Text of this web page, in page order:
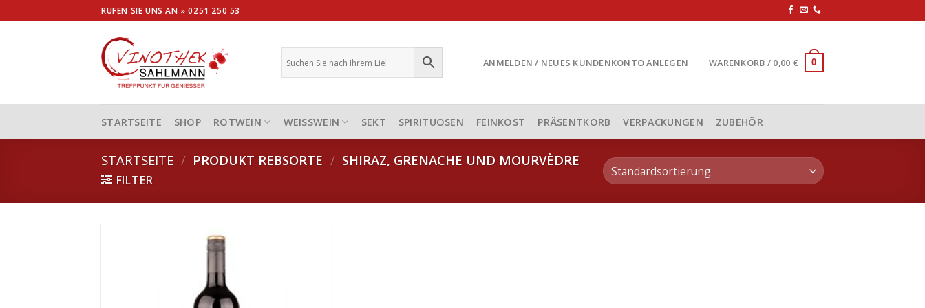
to
RUFEN SIE UNS AN »0251 250 53
ANMELDEN / NEUES KUNDENKONTO ANLEGEN WARENKORB / 0,00 € 0
STARTSEITE SHOP ROTWEIN WEISSWEIN SEKT SPIRITUOSEN FEINKOST PRÄSENTKORB VERPACKUNGEN ZUBEHÖR
STARTSEITE / PRODUKT REBSORTE / SHIRAZ, GRENACHE UND MOURVÈDRE
FILTER